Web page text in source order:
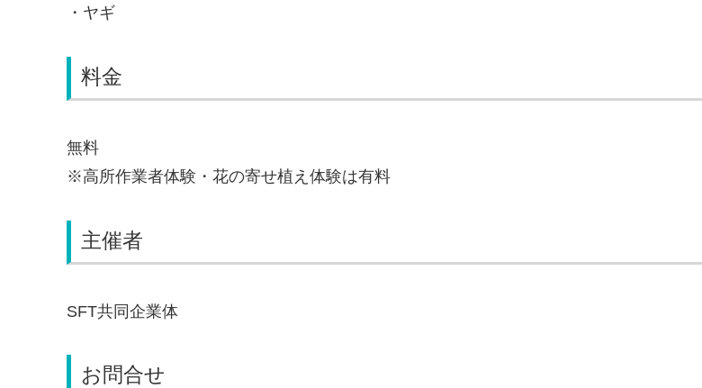
・ヤギ
料金
無料
※高所作業者体験・花の寄せ植え体験は有料
主催者
SFT共同企業体
お問合せ